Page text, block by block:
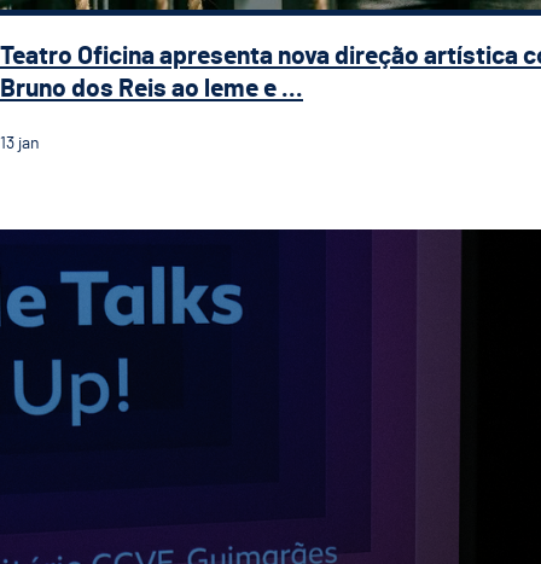
Teatro Oficina apresenta nova direção artística
Bruno dos Reis ao leme e ...
13 jan